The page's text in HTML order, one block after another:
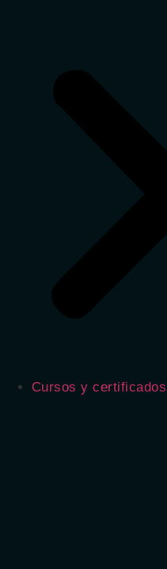
Cursos y certificados